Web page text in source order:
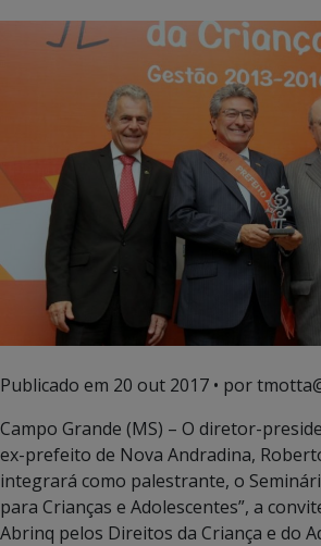
Publicado em 20 out 2017 • por
Campo Grande (MS) – O diretor-
ex-prefeito de Nova Andradina,
integrará como palestrante, o
para Crianças e Adolescentes”, a
Abrinq pelos Direitos da Criança e do